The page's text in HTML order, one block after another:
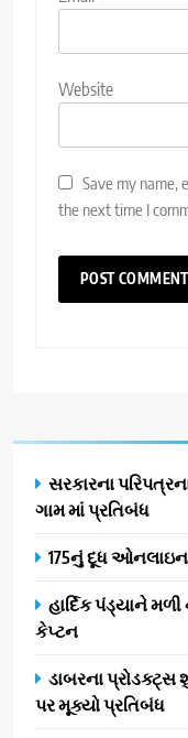
Website
Save my name,
the next time I
સરકારના
ગામ માં પ્રતિબંધ
175નું દૂધ ઓનલાઇન
હાર્દિક પંડ્યાને
કેપ્ટન
ડાબરના પ્રોડક્ટ્સ
પર મૂક્યો પ્રતિબંધ